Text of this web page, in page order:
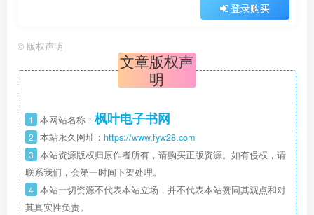
登录购买
© 版权声明
文章版权声
明
1 本网站名称： 枫叶电子书网
2 本站永久网址： https://www.fyw28.com
3 本站资源版权归原作者所有，请购买正版资源。如有侵权，请
联系我们，会第一时间下架处理。
4 本站一切资源不代表本站立场，并不代表本站赞同其观点和对
其真实性负责。